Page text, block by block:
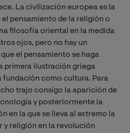
La civilización europea es la
el pensamiento de la religión o
filosofía oriental en la medida
ojos, pero no hay un
el pensamiento se haga
primera ilustración griega
fundación como cultura. Para
trajo consigo la aparición de
y posteriormente la
en la que se lleva al extremo la
y religión en la revolución